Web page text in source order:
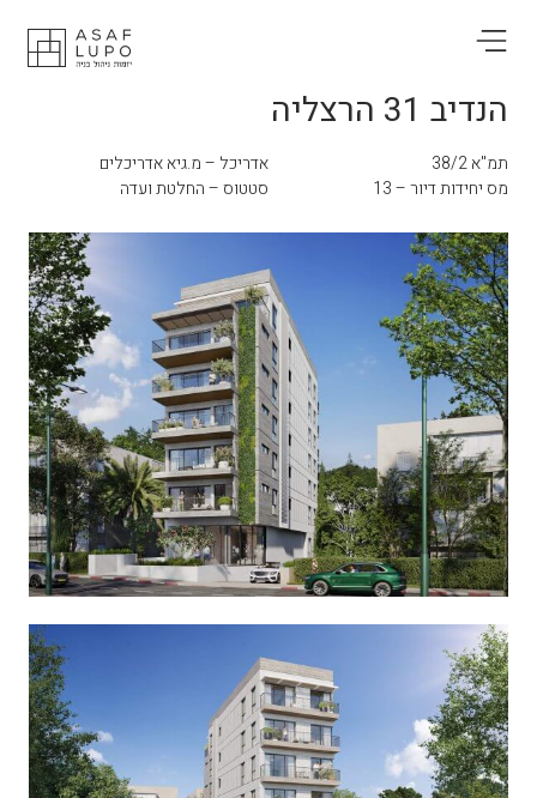
הנדיב 31 הרצליה
תמ"א 38/2
מס יחידות דיור – 13
אדריכל – מ.גיא אדריכלים
סטטוס – החלטת ועדה